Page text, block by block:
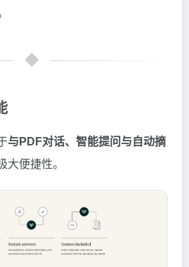
与PDF对话、智能提问与自动摘
大便捷性。